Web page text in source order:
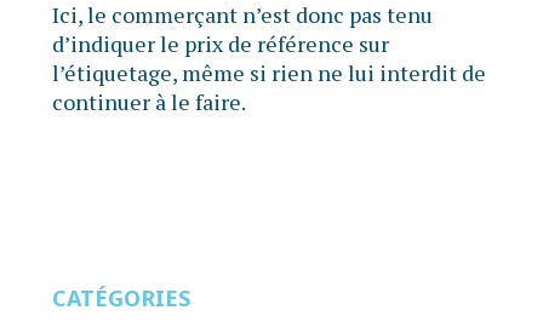
Ici, le commerçant n’est donc pas tenu
d’indiquer le prix de référence sur
l’étiquetage, même si rien ne lui interdit de
continuer à le faire.
CATÉGORIES